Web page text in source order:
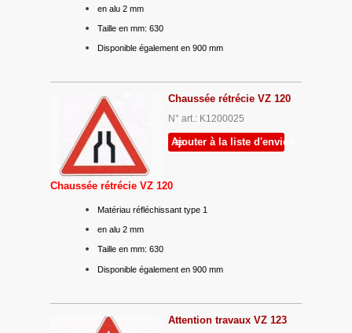
en alu 2 mm
Taille en mm: 630
Disponible également en 900 mm
Chaussée rétrécie VZ 120
N° art.: K1200025
Ajouter à la liste d'envies
Chaussée rétrécie VZ 120
Matériau réfléchissant type 1
en alu 2 mm
Taille en mm: 630
Disponible également en 900 mm
Attention travaux VZ 123